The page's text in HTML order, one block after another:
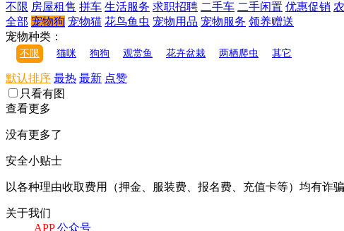
不限 房屋租售 拼车 生活服务 求职招聘 二手车 二手闲置 优惠促销
全部 宠物狗 宠物猫 花鸟鱼虫 宠物用品 宠物服务 领养赠送
宠物种类：
不限 猫咪 狗狗 观赏鱼 花卉盆栽 两栖爬虫 其它
默认排序 最热 最新 点赞
只看有图
查看更多
没有更多了
安全小贴士
以各种理由收取费用（押金、服装费、报名费、充值卡等）均有诈
关于我们
APP 公众号